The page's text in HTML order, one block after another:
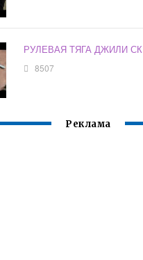
РУЛЕВАЯ ТЯГА ДЖИЛИ СК
8507
Реклама